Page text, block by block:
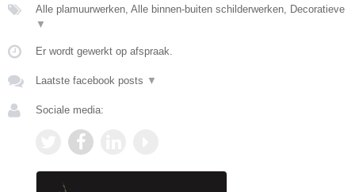
Alle plamuurwerken, Alle binnen-buiten schilderwerken, Decoratieve
▼
Er wordt gewerkt op afspraak.
Laatste facebook posts ▼
Sociale media: